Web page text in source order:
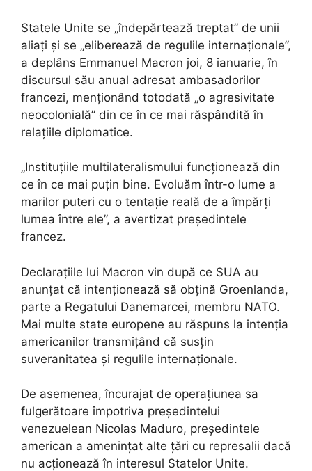
Statele Unite se „îndepărtează treptat” de unii
aliați și se „eliberează de regulile internaționale”,
a deplâns Emmanuel Macron joi, 8 ianuarie, în
discursul său anual adresat ambasadorilor
francezi, menționând totodată „o agresivitate
neocolonială” din ce în ce mai răspândită în
relațiile diplomatice.
„Instituțiile multilateralismului funcționează din
ce în ce mai puțin bine. Evoluăm într-o lume a
marilor puteri cu o tentație reală de a împărți
lumea între ele”, a avertizat președintele
francez.
Declarațiile lui Macron vin după ce SUA au
anunțat că intenționează să obțină Groenlanda,
parte a Regatului Danemarcei, membru NATO.
Mai multe state europene au răspuns la intenția
americanilor transmițând că susțin
suveranitatea și regulile internaționale.
De asemenea, încurajat de operațiunea sa
fulgerătoare împotriva președintelui
venezuelean Nicolas Maduro, președintele
american a amenințat alte țări cu represalii dacă
nu acționează în interesul Statelor Unite.